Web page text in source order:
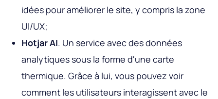
idées pour améliorer le site, y compris la zone
UI/UX;
Hotjar AI. Un service avec des données
analytiques sous la forme d'une carte
thermique. Grâce à lui, vous pouvez voir
comment les utilisateurs interagissent avec le